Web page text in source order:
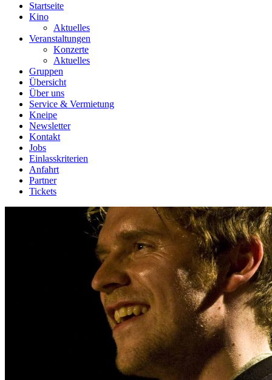
Startseite
Kino
Aktuelles
Veranstaltungen
Konzerte
Aktuelles
Gruppen
Übersicht
Über uns
Service & Vermietung
Kneipe
Newsletter
Kontakt
Jobs
Einlasskriterien
Anfahrt
Partner
Tickets